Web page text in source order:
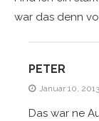
war das denn
PETER
Januar 10,
Das war ne